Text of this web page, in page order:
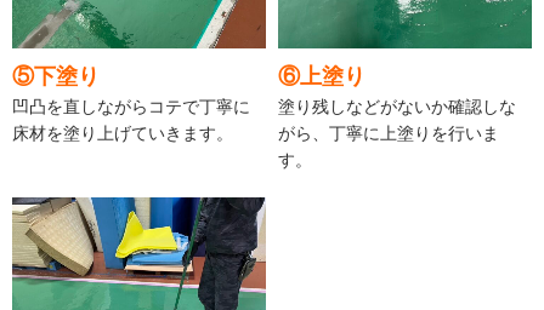
⑤下塗り
凹凸を直しながらコテで丁寧に
床材を塗り上げていきます。
⑥上塗り
塗り残しなどがないか確認しな
がら、丁寧に上塗りを行いま
す。